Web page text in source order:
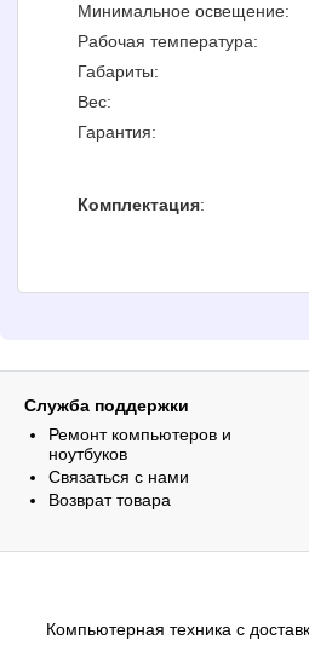
Минимальное освещение:
Рабочая температура:
Габариты:
Вес:
Гарантия:
Комплектация:
Служба поддержки
Ремонт компьютеров и
ноутбуков
Связаться с нами
Возврат товара
Компьютерная техника с